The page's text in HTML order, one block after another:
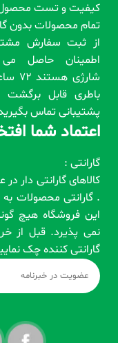
کیفیت و تست
تمام محصولات بدون
از ثبت سفارش
اطمینان حاصل
باطری قابل
پشتیبانی تماس
اعتماد شما
گارانتی :
کالاهای گارانتی دار
. گارانتی محصولات
این فروشگاه هیچ
نمی پذیرد. قبل از
گارانتی کننده چک